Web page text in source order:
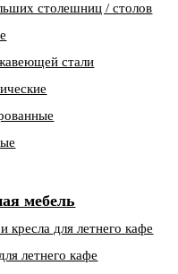
столешниц / столов
стали
мебель
кресла для летнего кафе
летнего кафе